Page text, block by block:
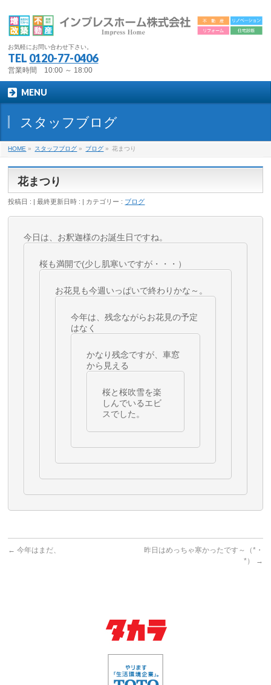
お気軽にお問い合わせ下さい。
TEL 0120-77-0406
営業時間 10:00 ～ 18:00
MENU
スタッフブログ
HOME » スタッフブログ » ブログ » 花まつり
花まつり
投稿日 : 最終更新日時 : カテゴリー : ブログ
今日は、お釈迦様のお誕生日ですね。
桜も満開で(少し肌寒いですが・・・）
お花見も今週いっぱいで終わりかな～。
今年は、残念ながらお花見の予定
はなく
かなり残念ですが、車窓
から見える
桜と桜吹雪を楽
しんでいるエビ
スでした。
← 今年はまだ、
昨日はめっちゃ寒かったです～（*・
*）
→